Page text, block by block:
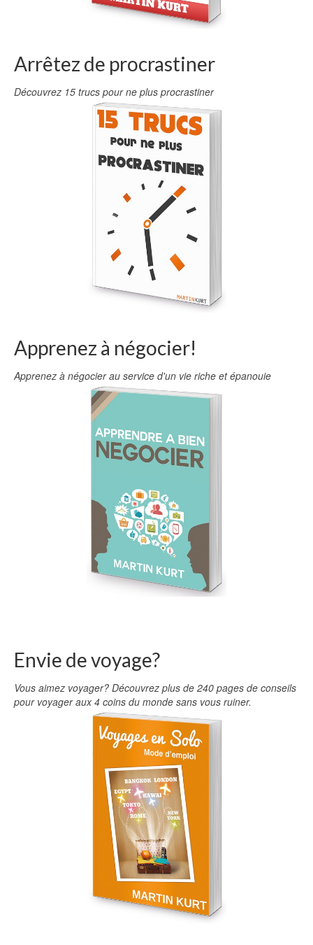
Arrêtez de procrastiner
Découvrez 15 trucs pour ne plus procrastiner
Apprenez à négocier!
Apprenez à négocier au service d'un vie riche et épanouie
Envie de voyage?
Vous aimez voyager? Découvrez plus de 240 pages de conseils
pour voyager aux 4 coins du monde sans vous ruiner.